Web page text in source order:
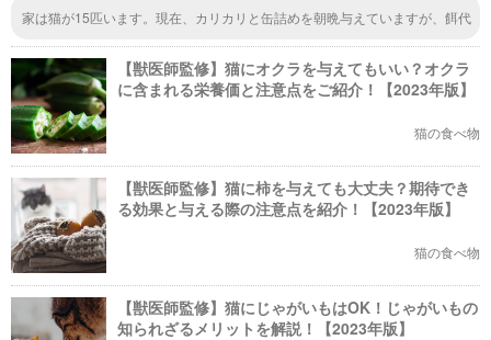
家は猫が15匹います。現在、カリカリと缶詰めを朝晩与えていますが、餌代
思っています。餌代が少しでも削れれば助かります。
【獣医師監修】猫にオクラを与えてもいい？オクラ
に含まれる栄養価と注意点をご紹介！【2023年版】
猫の食べ物
【獣医師監修】猫に柿を与えても大丈夫？期待でき
る効果と与える際の注意点を紹介！【2023年版】
猫の食べ物
【獣医師監修】猫にじゃがいもはOK！じゃがいもの
知られざるメリットを解説！【2023年版】